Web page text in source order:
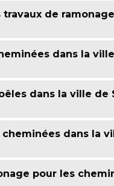
de
dans la
dans la ville de
dans la
pour les